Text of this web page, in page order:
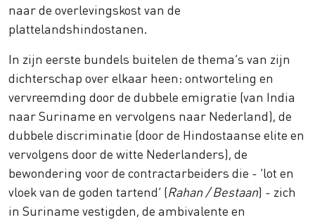
naar de overlevingskost van de
plattelandshindostanen.
In zijn eerste bundels buitelen de thema’s van zijn
dichterschap over elkaar heen: ontworteling en
vervreemding door de dubbele emigratie (van India
naar Suriname en vervolgens naar Nederland), de
dubbele discriminatie (door de Hindostaanse elite en
vervolgens door de witte Nederlanders), de
bewondering voor de contractarbeiders die - ‘lot en
vloek van de goden tartend’ (Rahan / Bestaan) - zich
in Suriname vestigden, de ambivalente en